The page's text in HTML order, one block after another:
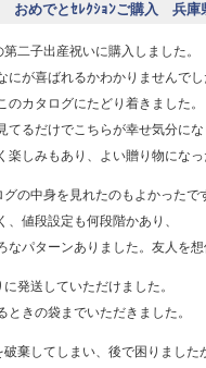
おめでとｾﾚｸｼｮﾝご購入 兵
二子出産祝いに購入しました。
にが喜ばれるかわかりませんでし
のカタログにたどり着きました。
てるだけでこちらが幸せ気分にな
楽しみもあり、よい贈り物になっ
の中身を見れたのもよかったで
、値段設定も何段階かあり、
なパターンありました。友人を想
発送していただけました。
ときの袋までいただきました。
棄してしまい、後で困りました